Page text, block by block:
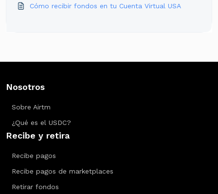
Cómo recibir fondos en tu Cuenta Virtual USA
Nosotros
Sobre Airtm
¿Qué es el USDC?
Recibe y retira
Recibe pagos
Recibe pagos de marketplaces
Retirar fondos